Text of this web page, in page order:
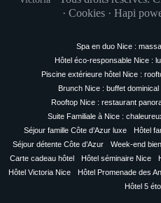
· Cookies · Hapi
Spa en duo Nice :
Hôtel éco-responsable Nice :
Piscine extérieure hôtel Nice :
Brunch Nice : buffet
Rooftop Nice : restaurant
Suite Familiale à Nice :
Séjour famille Côte d’Azur luxe
Hôtel
Séjour détente Côte d’Azur
Week-end
Carte cadeau hôtel
Hôtel séminaire Nice
Hôtel Victoria Nice
Hôtel Promenade des
Hôtel 5